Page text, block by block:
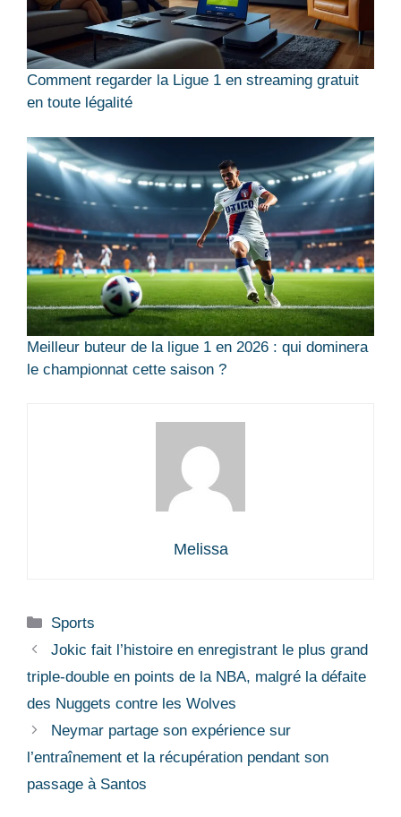
Comment regarder la Ligue 1 en streaming gratuit
en toute légalité
Meilleur buteur de la ligue 1 en 2026 : qui dominera
le championnat cette saison ?
Melissa
Catégories
Sports
Jokic fait l’histoire en enregistrant le plus grand
triple-double en points de la NBA, malgré la défaite
des Nuggets contre les Wolves
Neymar partage son expérience sur
l’entraînement et la récupération pendant son
passage à Santos